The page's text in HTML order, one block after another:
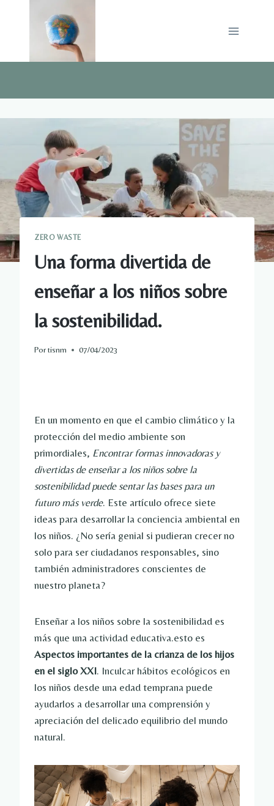
ZERO WASTE
Una forma divertida de
enseñar a los niños sobre
la sostenibilidad.
Portisnm 07/04/2023
En un momento en que el cambio climático y la
protección del medio ambiente son
primordiales, Encontrar formas innovadoras y
divertidas de enseñar a los niños sobre la
sostenibilidad puede sentar las bases para un
futuro más verde. Este artículo ofrece siete
ideas para desarrollar la conciencia ambiental en
los niños. ¿No sería genial si pudieran crecer no
solo para ser ciudadanos responsables, sino
también administradores conscientes de
nuestro planeta?
Enseñar a los niños sobre la sostenibilidad es
más que una actividad educativa.esto es
Aspectos importantes de la crianza de los hijos
en el siglo XXI. Inculcar hábitos ecológicos en
los niños desde una edad temprana puede
ayudarlos a desarrollar una comprensión y
apreciación del delicado equilibrio del mundo
natural.